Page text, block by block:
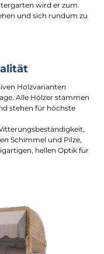
wird er zum
und sich rundum zu
Holzvarianten
Alle Hölzer stammen
stehen für höchste
Schimmel und Pilze,
hellen Optik für